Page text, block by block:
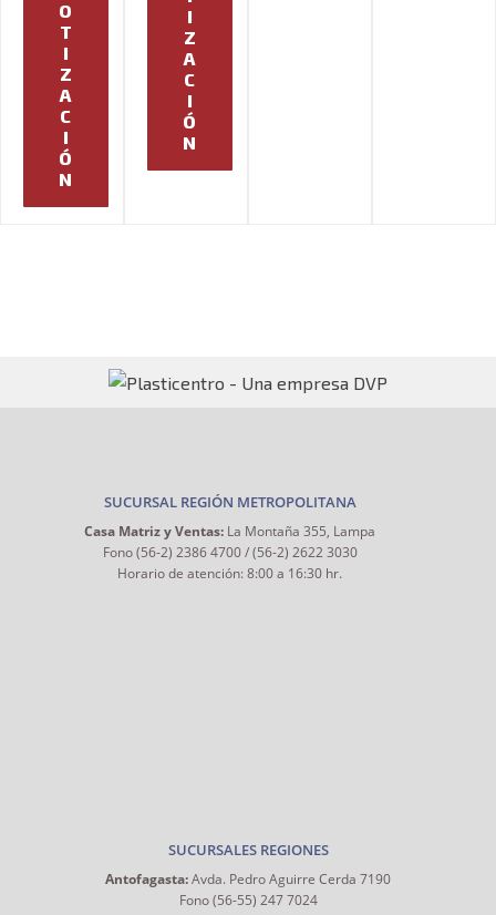
O
T
I
Z
A
C
I
Ó
N
I
Z
A
C
I
Ó
N
SUCURSAL REGIÓN METROPOLITANA
Casa Matriz y Ventas: La Montaña 355, Lampa
Fono (56-2) 2386 4700 / (56-2) 2622 3030
Horario de atención: 8:00 a 16:30 hr.
SUCURSALES REGIONES
Antofagasta:Avda. Pedro Aguirre Cerda 7190
Fono (56-55) 247 7024